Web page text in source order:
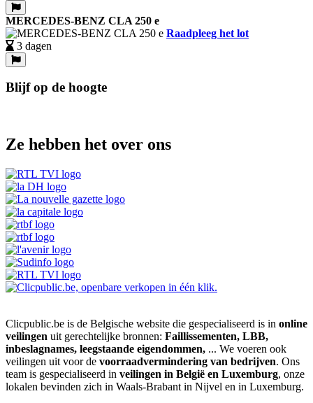
MERCEDES-BENZ CLA 250 e
Raadpleeg het lot
3 dagen
Blijf op de hoogte
Ze hebben het over ons
Clicpublic.be is de Belgische website die gespecialiseerd is in online
veilingen uit gerechtelijke bronnen: Faillissementen, LBB,
inbeslagnames, leegstaande eigendommen, ... We voeren ook
veilingen uit voor de voorraadvermindering van bedrijven. Ons
team is gespecialiseerd in veilingen in België en Luxemburg, onze
lokalen bevinden zich in Waals-Brabant in Nijvel en in Luxemburg.